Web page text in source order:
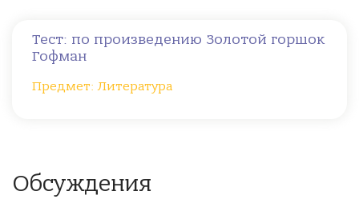
Тест: по произведению Золотой горшок
Гофман
Предмет: Литература
Обсуждения